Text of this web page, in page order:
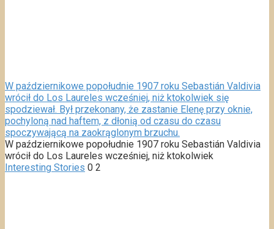
W październikowe popołudnie 1907 roku Sebastián Valdivia
wrócił do Los Laureles wcześniej, niż ktokolwiek się
spodziewał. Był przekonany, że zastanie Elenę przy oknie,
pochyloną nad haftem, z dłonią od czasu do czasu
spoczywającą na zaokrąglonym brzuchu.
W październikowe popołudnie 1907 roku Sebastián Valdivia
wrócił do Los Laureles wcześniej, niż ktokolwiek
Interesting Stories 0 2